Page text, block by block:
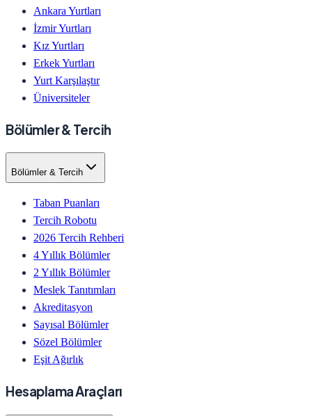
Ankara Yurtları
İzmir Yurtları
Kız Yurtları
Erkek Yurtları
Yurt Karşılaştır
Üniversiteler
Bölümler & Tercih
Bölümler & Tercih
Taban Puanları
Tercih Robotu
2026 Tercih Rehberi
4 Yıllık Bölümler
2 Yıllık Bölümler
Meslek Tanıtımları
Akreditasyon
Sayısal Bölümler
Sözel Bölümler
Eşit Ağırlık
Hesaplama Araçları